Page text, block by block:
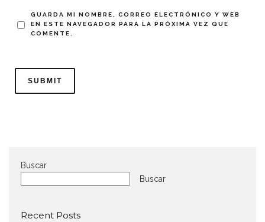
GUARDA MI NOMBRE, CORREO ELECTRÓNICO Y WEB
EN ESTE NAVEGADOR PARA LA PRÓXIMA VEZ QUE
COMENTE.
Buscar
Buscar
Recent Posts